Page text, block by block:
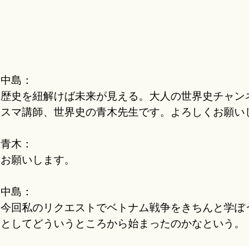
中島：
歴史を紐解けば未来が見える。大人の世界史チャ
スマ講師、世界史の青木先生です。よろしくお願い
青木：
お願いします。
中島：
今回私のリクエストでベトナム戦争をきちんと学
としてどういうところから始まったのかなという。